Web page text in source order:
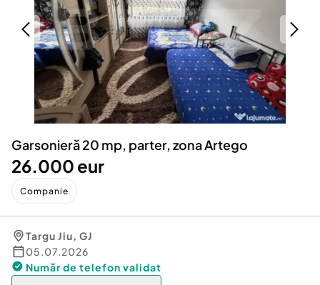
Servicii
Animale de companie
Afaceri și echipamente profesionale
Inchiriere Bunuri si Vehicule
Utilaje agricole si industriale
Piese auto si accesorii
Dacia Duster
Garsonieră 20 mp, parter, zona Artego
26.000 eur
Companie
Targu Jiu, GJ
05.07.2026
Număr de telefon validat